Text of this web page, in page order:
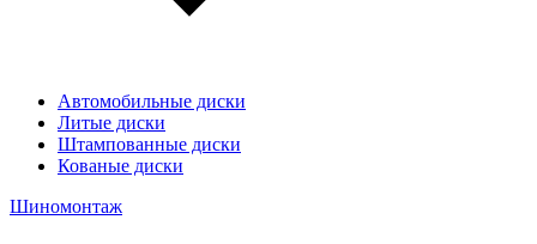
Автомобильные диски
Литые диски
Штампованные диски
Кованые диски
Шиномонтаж